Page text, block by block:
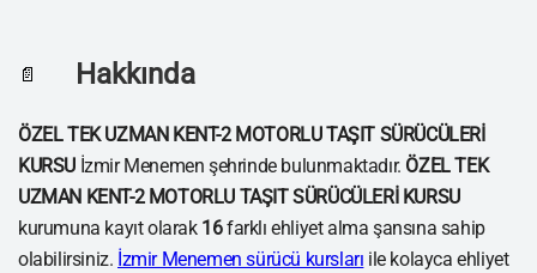
📄 Hakkında
ÖZEL TEK UZMAN KENT-2 MOTORLU TAŞIT SÜRÜCÜLERİ
KURSU İzmir Menemen şehrinde bulunmaktadır. ÖZEL TEK
UZMAN KENT-2 MOTORLU TAŞIT SÜRÜCÜLERİ KURSU
kurumuna kayıt olarak 16farklı ehliyet alma şansına sahip
olabilirsiniz. İzmir Menemen sürücü kursları ile kolayca ehliyet